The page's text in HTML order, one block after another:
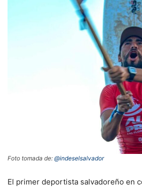
Foto tomada de: @indeselsalvador
El primer deportista salvadoreño en